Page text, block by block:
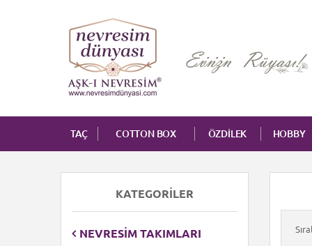
TAÇ COTTON BOX ÖZDİLEK HOBBY
KATEGORILER
NEVRESIM TAKIMLARI